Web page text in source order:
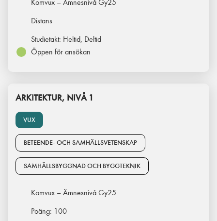
Komvux – Ämnesnivå Gy25
Distans
Studietakt: Heltid, Deltid
Öppen för ansökan
VUX
ARKITEKTUR, NIVÅ 1
BETEENDE- OCH SAMHÄLLSVETENSKAP
SAMHÄLLSBYGGNAD OCH BYGGTEKNIK
Komvux – Ämnesnivå Gy25
Poäng: 100